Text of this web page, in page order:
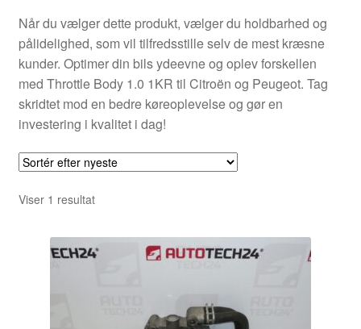
Vilkår og betingelser
Når du vælger dette produkt, vælger du holdbarhed og
pålidelighed, som vil tilfredsstille selv de mest kræsne
kunder. Optimer din bils ydeevne og oplev forskellen
med Throttle Body 1.0 1KR til Citroën og Peugeot. Tag
skridtet mod en bedre køreoplevelse og gør en
investering i kvalitet i dag!
Viser 1 resultat